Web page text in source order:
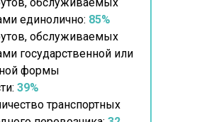
единолично: 85%
обслуживаемых
государственной или
формы
39%
транспортных